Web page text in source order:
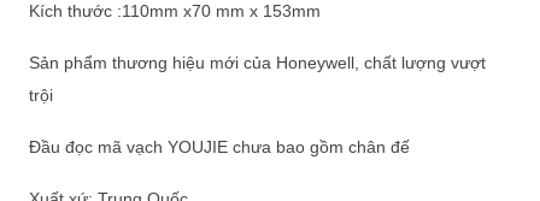
Kích thước :110mm x70 mm x 153mm
Sản phẩm thương hiệu mới của Honeywell, chất lượng vượt
trội
Đầu đọc mã vạch YOUJIE chưa bao gồm chân đế